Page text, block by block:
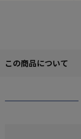
この商品について